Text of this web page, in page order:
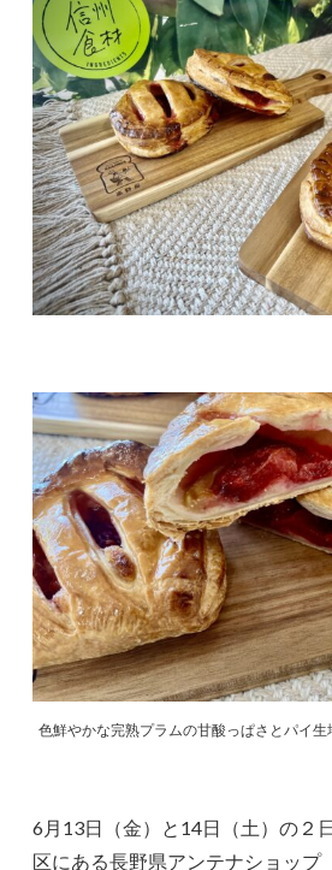
色鮮やかな完熟プラムの甘酸っぱさとパイ生
6月13日（金）と14日（土）の２
区にある長野県アンテナショップ